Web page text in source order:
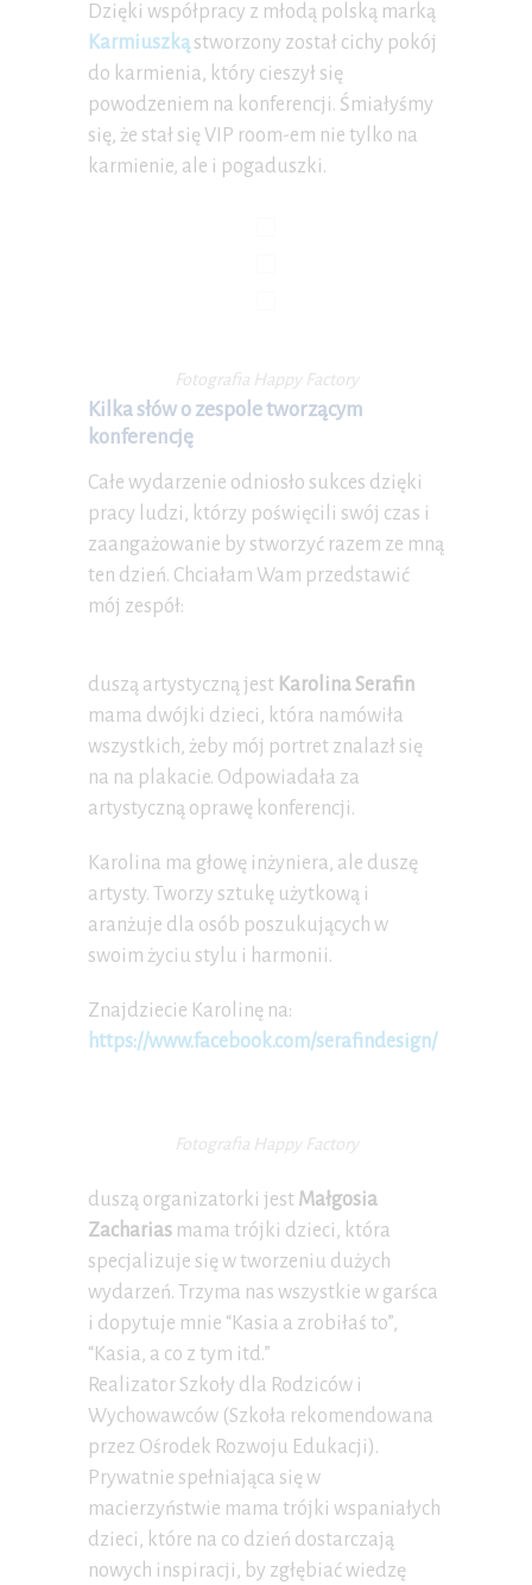
Dzięki współpracy z młodą polską marką
Karmiuszkąstworzony został cichy pokój
do karmienia, który cieszył się
powodzeniem na konferencji. Śmiałyśmy
się, że stał się VIP room-em nie tylko na
karmienie, ale i pogaduszki.
Fotografia Happy Factory
Kilka słów o zespole tworzącym
konferencję
Całe wydarzenie odniosło sukces dzięki
pracy ludzi, którzy poświęcili swój czas i
zaangażowanie by stworzyć razem ze mną
ten dzień. Chciałam Wam przedstawić
mój zespół:
duszą artystyczną jest Karolina Serafin
mama dwójki dzieci, która namówiła
wszystkich, żeby mój portret znalazł się
na na plakacie. Odpowiadała za
artystyczną oprawę konferencji.
Karolina ma głowę inżyniera, ale duszę
artysty. Tworzy sztukę użytkową i
aranżuje dla osób poszukujących w
swoim życiu stylu i harmonii.
Znajdziecie Karolinę na:
https://www.facebook.com/serafindesign/
Fotografia Happy Factory
duszą organizatorki jest Małgosia
Zacharias mama trójki dzieci, która
specjalizuje się w tworzeniu dużych
wydarzeń. Trzyma nas wszystkie w garśca
i dopytuje mnie “Kasia a zrobiłaś to”,
“Kasia, a co z tym itd.”
Realizator Szkoły dla Rodziców i
Wychowawców (Szkoła rekomendowana
przez Ośrodek Rozwoju Edukacji).
Prywatnie spełniająca się w
macierzyństwie mama trójki wspaniałych
dzieci, które na co dzień dostarczają
nowych inspiracji, by zgłębiać wiedzę